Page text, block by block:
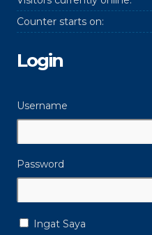
Counter starts on:
Login
Username
Password
Ingat Saya